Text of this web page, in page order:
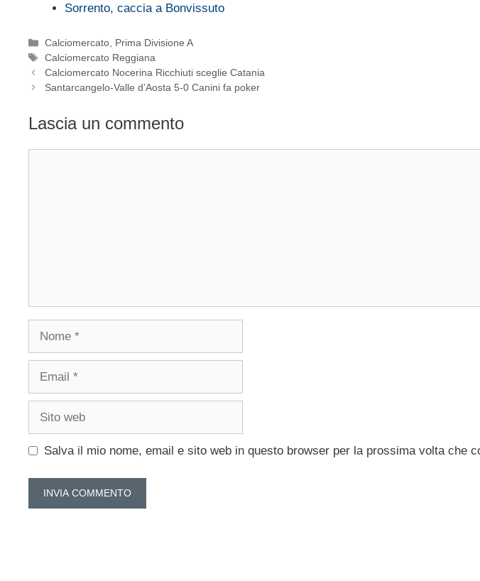
Sorrento, caccia a Bonvissuto
Categorie
Calciomercato, Prima Divisione A
Tag
Calciomercato Reggiana
Calciomercato Nocerina Ricchiuti sceglie Catania
Santarcangelo-Valle d’Aosta 5-0 Canini fa poker
Lascia un commento
Salva il mio nome, email e sito web in questo browser per la prossima volta che